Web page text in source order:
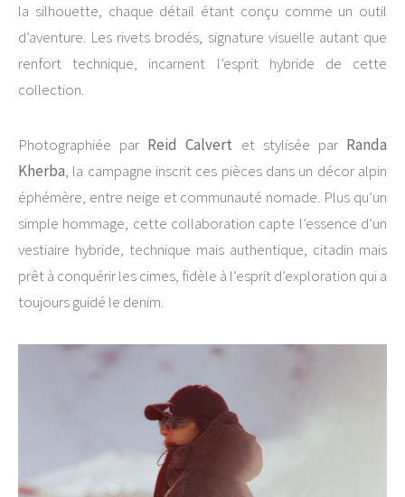
la silhouette, chaque détail étant conçu comme un outil
d’aventure. Les rivets brodés, signature visuelle autant que
renfort technique, incarnent l’esprit hybride de cette
collection.
Photographiée par Reid Calvert et stylisée par Randa
Kherba, la campagne inscrit ces pièces dans un décor alpin
éphémère, entre neige et communauté nomade. Plus qu’un
simple hommage, cette collaboration capte l’essence d’un
vestiaire hybride, technique mais authentique, citadin mais
prêt à conquérir les cimes, fidèle à l’esprit d’exploration qui a
toujours guidé le denim.